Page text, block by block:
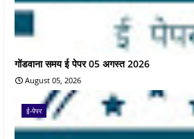
गोंडवाना समय ई पेपर 05 अगस्त 2026
August 05, 2026
ई-पेपर